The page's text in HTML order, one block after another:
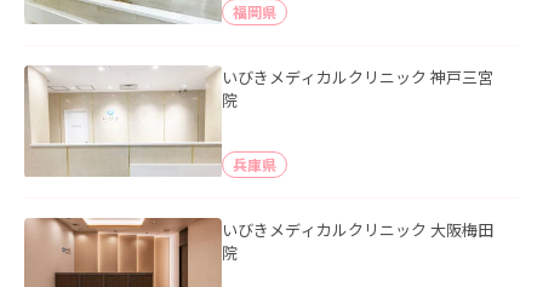
福岡県
いびきメディカルクリニック 神戸三宮
院
兵庫県
いびきメディカルクリニック 大阪梅田
院